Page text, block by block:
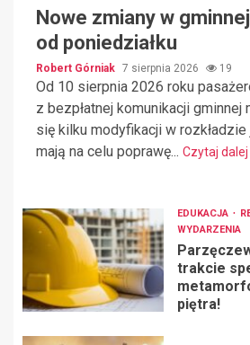
Nowe zmiany w
od poniedziałku
Robert Górniak 7 sierpnia 2026 19
Od 10 sierpnia 2026 roku
z bezpłatnej komunikacji
się kilku modyfikacji w rozkładzie
mają na celu poprawę... Czytaj dalej
EDUKACJA
WYDARZENIA
trakcie
piętra!